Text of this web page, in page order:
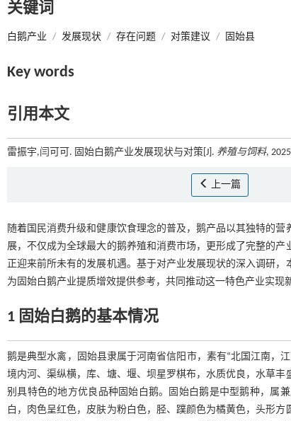
关键词
白鹅产业 / 发展现状 / 存在问题 / 对策建议 / 固始县
Key words
引用本文
雷振宇,闫可可. 固始白鹅产业发展现状与对策[J]. 养殖与饲料,
上一篇
随着国民消费升级和健康饮食理念的普及，鹅产品以其独特的
展，不仅成为全球最大的鹅养殖和消费市场，更形成了完整的
正迎来前所未有的发展机遇。基于对产业发展现状的深入调研
为固始白鹅产业提质增效提供参考，共同推动这一特色产业实现
1 固始白鹅的基本情况
鹅是典型水禽，固始县隶属于河南省信阳市，素有“北国江南，
境内河、渠纵横，库、塘、堰、坝星罗棋布，水质优良，水草
别具特色的地方优良品种固始白鹅。固始白鹅是中型鹅种，属
白，肉色呈红色，皮肤为粉白色，胫、蹼颜色为橘黄色，头形